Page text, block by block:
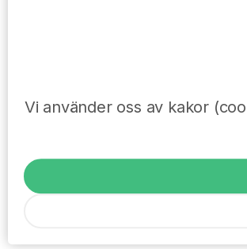
Vi använder oss av kakor